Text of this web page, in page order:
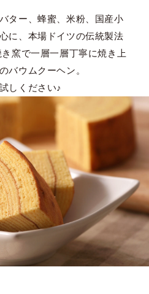
ター、蜂蜜、米粉、国産小
に、本場ドイツの伝統製法
窯で一層一層丁寧に焼き上
バウムクーヘン。
しください♪